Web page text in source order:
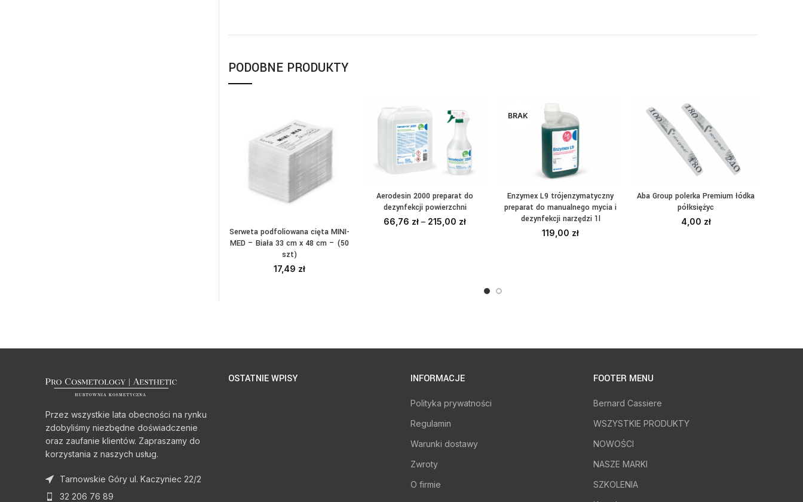
PODOBNE PRODUKTY
DODAJ DO KOSZYKA
Serweta podfoliowana cięta MINI-
MED – Biała 33 cm x 48 cm – (50
szt)
17,49 zł
WYBIERZ OPCJE
Aerodesin 2000 preparat do
dezynfekcji powierzchni
66,76 zł – 215,00 zł
BRAK
CZYTAJ DALEJ
Enzymex L9 trójenzymatyczny
preparat do manualnego mycia i
dezynfekcji narzędzi 1l
119,00 zł
WYBIERZ OPCJE
Aba Group polerka Premium łódka
półksiężyc
4,00 zł
Przez wszystkie lata obecności na rynku
zdobyliśmy niezbędne doświadczenie
oraz zaufanie klientów. Zapraszamy do
korzystania z naszych usług.
Tarnowskie Góry ul. Kaczyniec 22/2
32 206 76 89
OSTATNIE WPISY INFORMACJE
Polityka prywatności
Regulamin
Warunki dostawy
Zwroty
O firmie
FOOTER MENU
Bernard Cassiere
WSZYSTKIE PRODUKTY
NOWOŚCI
NASZE MARKI
SZKOLENIA